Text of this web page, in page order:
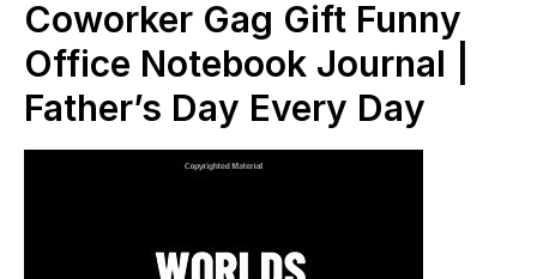
Coworker Gag Gift Funny
Office Notebook Journal |
Father’s Day Every Day